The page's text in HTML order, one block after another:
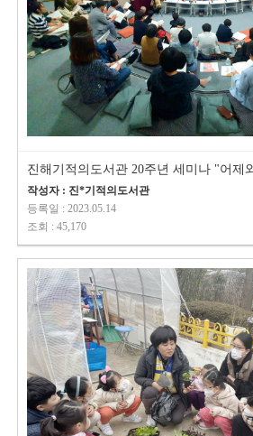
진해기적의도서관 20주년 세미나 "어제
작성자 : 진*기적의도서관
등록일 : 2023.05.14
조회 : 45,170